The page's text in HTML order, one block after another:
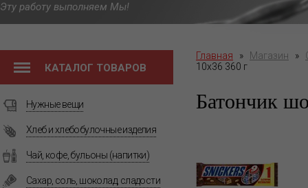
Эту работу выполняем Мы!
КАТАЛОГ ТОВАРОВ
Нужные вещи
Хлеб и хлебобулочные изделия
Чай, кофе, бульоны (напитки)
Сахар, соль, шоколад, сладости
Главная » Магазин »
10х36 360 г
Батончик